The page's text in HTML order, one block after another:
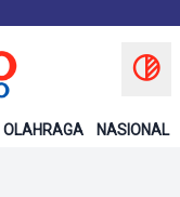
OLAHRAGA NASIONAL